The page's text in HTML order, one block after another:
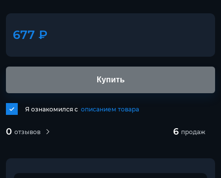
677 ₽
0 отзывов 6 продаж
Я ознакомился с описанием товара
Купить